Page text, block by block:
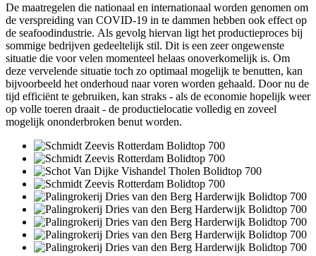
De maatregelen die nationaal en internationaal worden genomen om
de verspreiding van COVID-19 in te dammen hebben ook effect op
de seafoodindustrie. Als gevolg hiervan ligt het productieproces bij
sommige bedrijven gedeeltelijk stil. Dit is een zeer ongewenste
situatie die voor velen momenteel helaas onoverkomelijk is. Om
deze vervelende situatie toch zo optimaal mogelijk te benutten, kan
bijvoorbeeld het onderhoud naar voren worden gehaald. Door nu de
tijd efficiënt te gebruiken, kan straks - als de economie hopelijk weer
op volle toeren draait - de productielocatie volledig en zoveel
mogelijk ononderbroken benut worden.